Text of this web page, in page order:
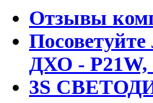
Отзывы
ДХО - P21W,
3S